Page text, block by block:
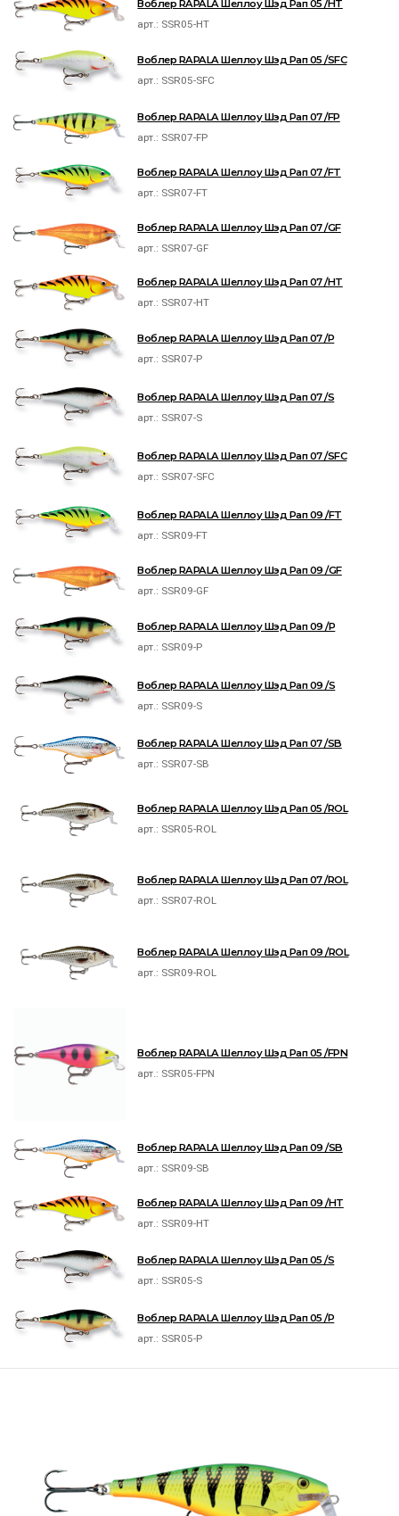
Воблер RAPALA Шеллоу Шэд Рап 05 /HT
арт.: SSR05-HT
Воблер RAPALA Шеллоу Шэд Рап 05 /SFC
арт.: SSR05-SFC
Воблер RAPALA Шеллоу Шэд Рап 07 /FP
арт.: SSR07-FP
Воблер RAPALA Шеллоу Шэд Рап 07 /FT
арт.: SSR07-FT
Воблер RAPALA Шеллоу Шэд Рап 07 /GF
арт.: SSR07-GF
Воблер RAPALA Шеллоу Шэд Рап 07 /HT
арт.: SSR07-HT
Воблер RAPALA Шеллоу Шэд Рап 07 /P
арт.: SSR07-P
Воблер RAPALA Шеллоу Шэд Рап 07 /S
арт.: SSR07-S
Воблер RAPALA Шеллоу Шэд Рап 07 /SFC
арт.: SSR07-SFC
Воблер RAPALA Шеллоу Шэд Рап 09 /FT
арт.: SSR09-FT
Воблер RAPALA Шеллоу Шэд Рап 09 /GF
арт.: SSR09-GF
Воблер RAPALA Шеллоу Шэд Рап 09 /P
арт.: SSR09-P
Воблер RAPALA Шеллоу Шэд Рап 09 /S
арт.: SSR09-S
Воблер RAPALA Шеллоу Шэд Рап 07 /SB
арт.: SSR07-SB
Воблер RAPALA Шеллоу Шэд Рап 05 /ROL
арт.: SSR05-ROL
Воблер RAPALA Шеллоу Шэд Рап 07 /ROL
арт.: SSR07-ROL
Воблер RAPALA Шеллоу Шэд Рап 09 /ROL
арт.: SSR09-ROL
Воблер RAPALA Шеллоу Шэд Рап 05 /FPN
арт.: SSR05-FPN
Воблер RAPALA Шеллоу Шэд Рап 09 /SB
арт.: SSR09-SB
Воблер RAPALA Шеллоу Шэд Рап 09 /HT
арт.: SSR09-HT
Воблер RAPALA Шеллоу Шэд Рап 05 /S
арт.: SSR05-S
Воблер RAPALA Шеллоу Шэд Рап 05 /P
арт.: SSR05-P